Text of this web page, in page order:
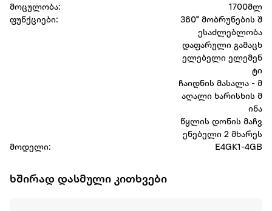
მოცულობა:
1700მლ
ფუნქციები:
360° მობრუნების შ
ესაძლებლობა
დაფარული გამაცხ
ელებელი ელემენ
ტი
ჩაიდნის მასალა - მ
აღალი ხარისხის მ
ინა
წყლის დონის მაჩვ
ენებელი 2 მხარეს
მოდელი:
E4GK1-4GB
ხშირად დასმული კითხვები